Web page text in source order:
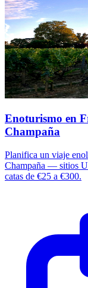
Enoturismo en
Champaña
Planifica un viaje
Champaña — sitios
catas de €25 a €300.